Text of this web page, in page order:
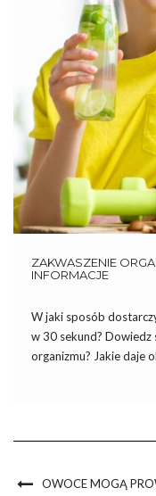
ZAKWASZENIE
INFORMACJE
W jaki sposób
w 30 sekund? Dowiedz
organizmu? Jakie daje
OWOCE MOGĄ